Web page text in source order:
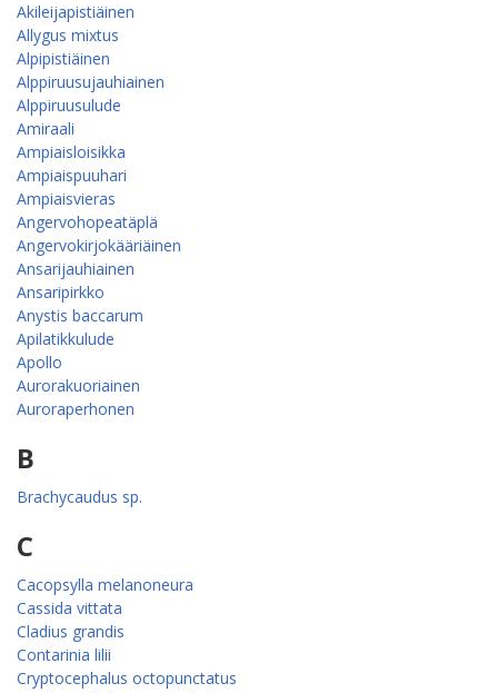
Akileijapistiäinen
Allygus mixtus
Alpipistiäinen
Alppiruusu­jauhiainen
Alppiruusulude
Amiraali
Ampiaisloisikka
Ampiaispuuhari
Ampiaisvieras
Angervohopeatäplä
Angervokirjokääriäinen
Ansarijauhiainen
Ansaripirkko
Anystis baccarum
Apilatikkulude
Apollo
Aurorakuoriainen
Auroraperhonen
B
Brachycaudus sp.
C
Cacopsylla melanoneura
Cassida vittata
Cladius grandis
Contarinia lilii
Cryptocephalus octopunctatus